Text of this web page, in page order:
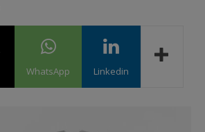
WhatsApp Linkedin